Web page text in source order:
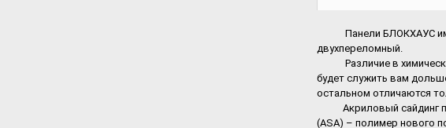
Панели БЛОКХАУС
двухпереломный.
Различие в химических
будет служить вам
остальном отличаются
Акриловый сайдинг под
(ASA) – полимер нового